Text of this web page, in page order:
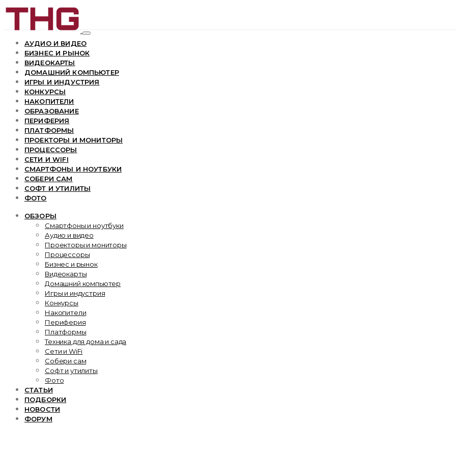
АУДИО И ВИДЕО
БИЗНЕС И РЫНОК
ВИДЕОКАРТЫ
ДОМАШНИЙ КОМПЬЮТЕР
ИГРЫ И ИНДУСТРИЯ
КОНКУРСЫ
НАКОПИТЕЛИ
ОБРАЗОВАНИЕ
ПЕРИФЕРИЯ
ПЛАТФОРМЫ
ПРОЕКТОРЫ И МОНИТОРЫ
ПРОЦЕССОРЫ
СЕТИ И WIFI
СМАРТФОНЫ И НОУТБУКИ
СОБЕРИ САМ
СОФТ И УТИЛИТЫ
ФОТО
ОБЗОРЫ
Смартфоны и ноутбуки
Аудио и видео
Проекторы и мониторы
Процессоры
Бизнес и рынок
Видеокарты
Домашний компьютер
Игры и индустрия
Конкурсы
Накопители
Периферия
Платформы
Техника для дома и сада
Сети и WiFi
Собери сам
Софт и утилиты
Фото
СТАТЬИ
ПОДБОРКИ
НОВОСТИ
ФОРУМ